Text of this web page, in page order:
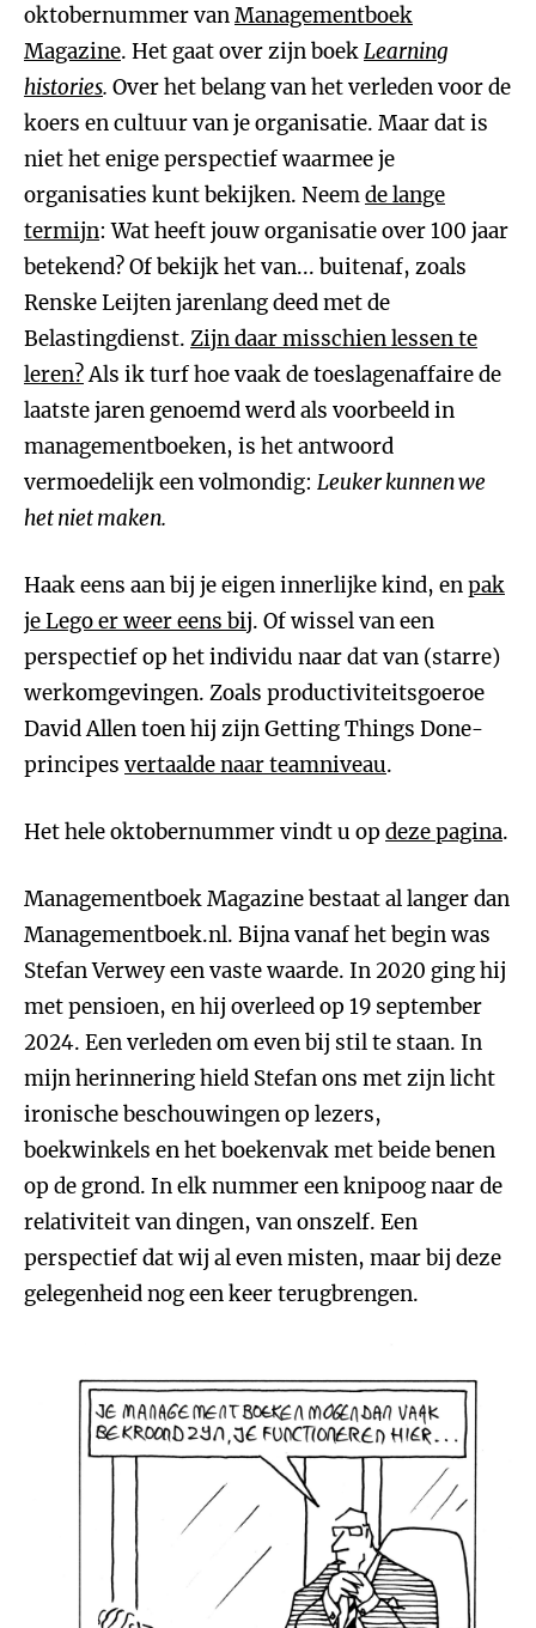
oktobernummer vanManagementboek
Magazine. Het gaat over zijn boekLearning
histories. Over het belang van het verleden voor de
koers en cultuur van je organisatie. Maar dat is
niet het enige perspectief waarmee je
organisaties kunt bekijken. Neemde lange
termijn: Wat heeft jouw organisatie over 100 jaar
betekend? Of bekijk het van... buitenaf, zoals
Renske Leijten jarenlang deed met de
Belastingdienst. Zijn daar misschien lessen te
leren?Als ik turf hoe vaak de toeslagenaffaire de
laatste jaren genoemd werd als voorbeeld in
managementboeken, is het antwoord
vermoedelijk een volmondig: Leuker kunnen we
het niet maken.
Haak eens aan bij je eigen innerlijke kind, enpak
je Lego er weer eens bij. Of wissel van een
perspectief op het individu naar dat van (starre)
werkomgevingen. Zoals productiviteitsgoeroe
David Allen toen hij zijn Getting Things Done-
principes vertaalde naar teamniveau.
Het hele oktobernummer vindt u op deze pagina.
Managementboek Magazine bestaat al langer dan
Managementboek.nl. Bijna vanaf het begin was
Stefan Verwey een vaste waarde. In 2020 ging hij
met pensioen, en hij overleed op 19 september
2024. Een verleden om even bij stil te staan. In
mijn herinnering hield Stefan ons met zijn licht
ironische beschouwingen op lezers,
boekwinkels en het boekenvak met beide benen
op de grond. In elk nummer een knipoog naar de
relativiteit van dingen, van onszelf. Een
perspectief dat wij al even misten, maar bij deze
gelegenheid nog een keer terugbrengen.